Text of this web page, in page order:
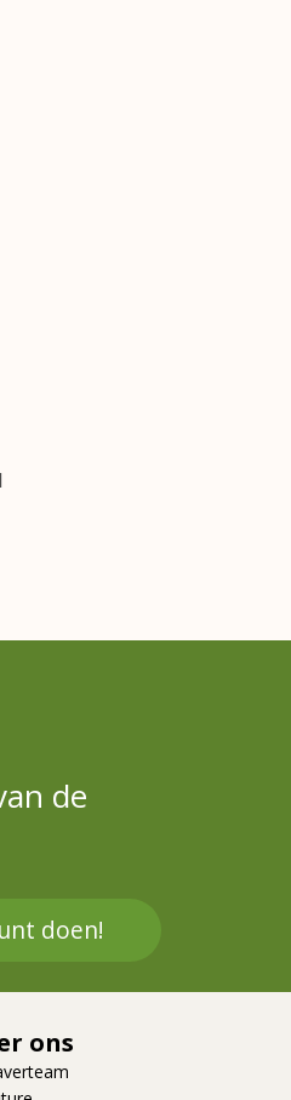
de
doen!
ons